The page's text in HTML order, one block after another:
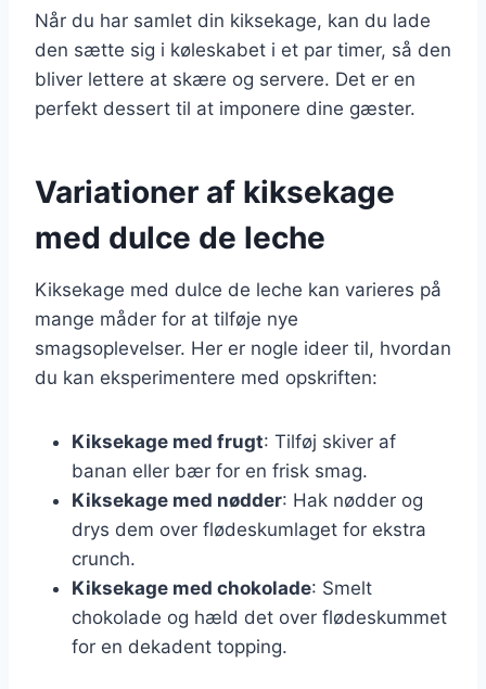
Når du har samlet din kiksekage, kan du lade
den sætte sig i køleskabet i et par timer, så den
bliver lettere at skære og servere. Det er en
perfekt dessert til at imponere dine gæster.
Variationer af kiksekage
med dulce de leche
Kiksekage med dulce de leche kan varieres på
mange måder for at tilføje nye
smagsoplevelser. Her er nogle ideer til, hvordan
du kan eksperimentere med opskriften:
Kiksekage med frugt: Tilføj skiver af
banan eller bær for en frisk smag.
Kiksekage med nødder: Hak nødder og
drys dem over flødeskumlaget for ekstra
crunch.
Kiksekage med chokolade: Smelt
chokolade og hæld det over flødeskummet
for en dekadent topping.